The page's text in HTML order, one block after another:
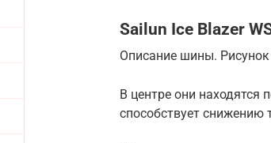
Sailun Ice Blazer
Описание шины.
В центре они находятся
способствует снижению